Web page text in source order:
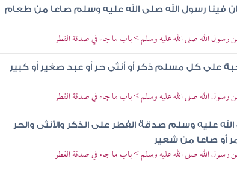
فينا رسول الله صلى الله عليه وسلم صاعا من طعام
رسول الله صلى الله عليه وسلم > باب ما جاء في صدقة الفطر
على كل مسلم ذكر أو أنثى حر أو عبد صغير أو كبير
رسول الله صلى الله عليه وسلم > باب ما جاء في صدقة الفطر
عليه وسلم صدقة الفطر على الذكر والأنثى والحر
أو صاعا من شعير
رسول الله صلى الله عليه وسلم > باب ما جاء في صدقة الفطر